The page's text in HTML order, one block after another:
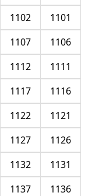
1101
1102
1106
1107
1111
1112
1116
1117
1121
1122
1126
1127
1131
1132
1136
1137